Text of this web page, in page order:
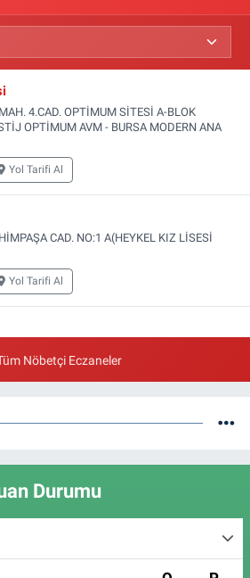
4.CAD. OPTİMUM SİTESİ A-BLOK
OPTİMUM AVM - BURSA MODERN ANA
Yol Tarifi Al
CAD. NO:1 A(HEYKEL KIZ LİSESİ
Yol Tarifi Al
Yol Tarifi Al
NO:18 B(MEŞELİ CAMİİ KARŞISI)
Nöbetçi Eczaneler
Durumu